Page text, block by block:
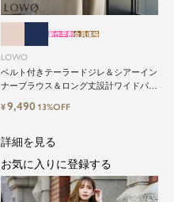
LOWO
ベルト付きテーラードジレ＆シアーイン
ナーブラウス＆ロング丈設計ワイドパン
新作早割会員価格
¥9,490 13%OFF
詳細を見る
お気に入りに登録する